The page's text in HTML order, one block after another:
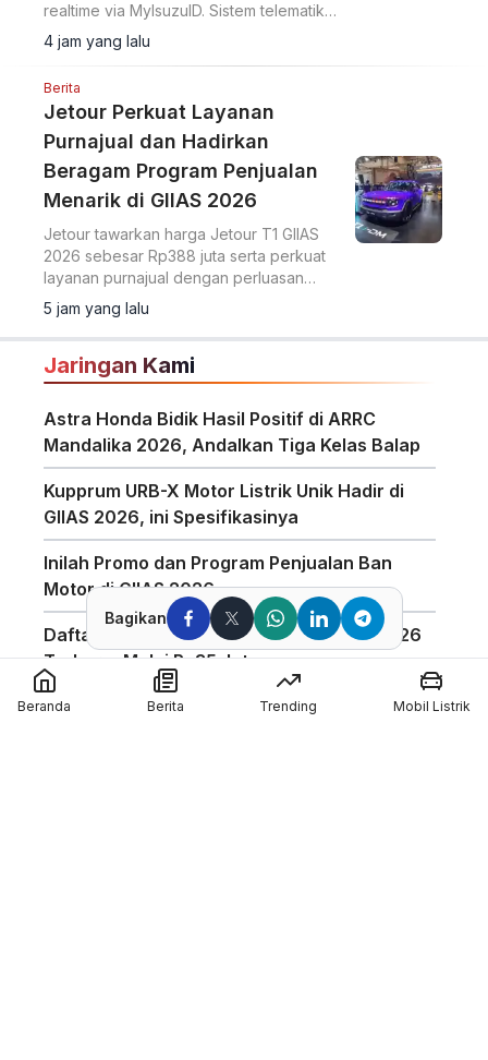
realtime via MyIsuzuID. Sistem telematika
ini pantau lokasi, kecepatan, dan
operasional kendaraan.
4 jam yang lalu
Berita
Jetour Perkuat Layanan
Purnajual dan Hadirkan
Beragam Program Penjualan
Menarik di GIIAS 2026
Jetour tawarkan harga Jetour T1 GIIAS
2026 sebesar Rp388 juta serta perkuat
layanan purnajual dengan perluasan
jaringan dealer hingga 40 showroom di
GIIAS 2026.
5 jam yang lalu
Jaringan Kami
Astra Honda Bidik Hasil Positif di ARRC
Mandalika 2026, Andalkan Tiga Kelas Balap
Kupprum URB-X Motor Listrik Unik Hadir di
GIIAS 2026, ini Spesifikasinya
Inilah Promo dan Program Penjualan Ban
Motor di GIIAS 2026
Daftar Harga Honda PCX 160 Agustus 2026
Terbaru, Mulai Rp35 Jutaan
Penggunaan Boost Charge ALVA Naik Tajam,
Bagikan
Beranda Berita Trending Mobil Listrik